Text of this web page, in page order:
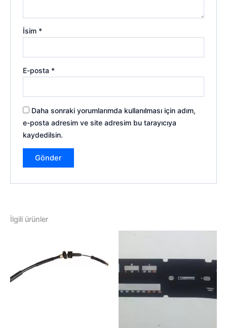
İsim *
E-posta *
Daha sonraki yorumlarımda kullanılması için adım,
e-posta adresim ve site adresim bu tarayıcıya
kaydedilsin.
İlgili ürünler